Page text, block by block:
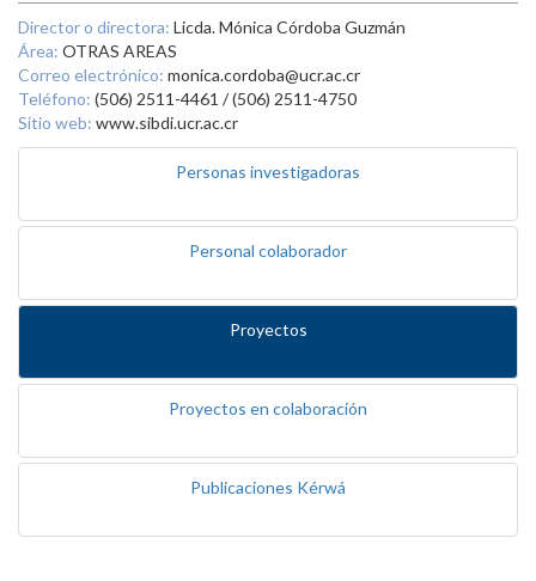
Director o directora: Licda. Mónica Córdoba Guzmán
Área: OTRAS AREAS
Correo electrónico: monica.cordoba@ucr.ac.cr
Teléfono: (506) 2511-4461 / (506) 2511-4750
Sitio web: www.sibdi.ucr.ac.cr
Personas investigadoras
Personal colaborador
Proyectos
Proyectos en colaboración
Publicaciones Kérwá